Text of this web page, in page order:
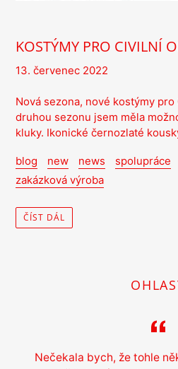
KOSTÝMY PRO CIVILNÍ
13. červenec 2022
Nová sezona, nové kostýmy
druhou sezonu jsem měla
kluky. Ikonické černozlaté
blog new news spolupráce
zakázková výroba
ČÍST DÁL
Nečekala bych, že tohle